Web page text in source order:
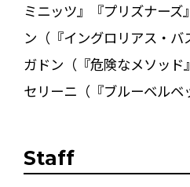
ミニッツ』『プリズナー
ン（『イングロリアス・バ
ガドン（『危険なメソッド
セリーニ（『ブルーベルベ
Staff